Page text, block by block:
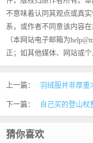
不意味着认同其观点或真
系，或作者不同意该内容
（本网站电子邮箱为
正；如其他媒体、网站或
上一篇： 羽绒服并非厚重
下一篇： 自己买的登山杖
猜你喜欢